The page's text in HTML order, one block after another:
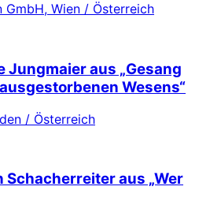
GmbH, Wien / Österreich
Jungmaier aus „Gesang
Wesens“
/ Österreich
aus „Wer